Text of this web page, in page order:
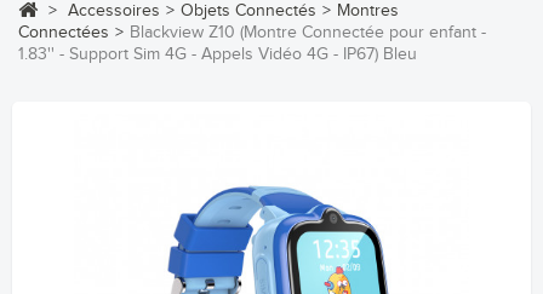
> Accessoires > Objets Connectés > Montres
Connectées > Blackview Z10 (Montre Connectée pour enfant -
1.83'' - Support Sim 4G - Appels Vidéo 4G - IP67) Bleu